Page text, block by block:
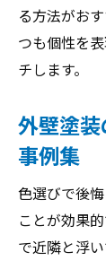
る方法がお
つも個性を
チします。
外壁塗
事例集
色選びで後
ことが効果
で近隣と浮